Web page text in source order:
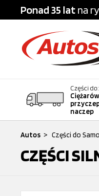
Ponad 35 lat na
Części do:
naczep
Autos > Części do
CZĘŚCI